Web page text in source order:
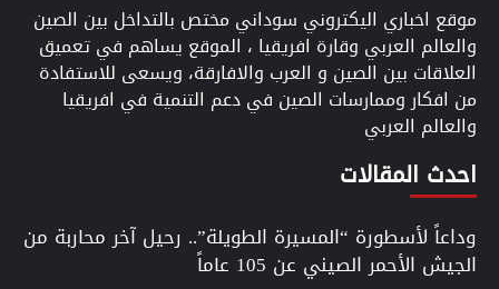
موقع اخباري اليكتروني سوداني مختص بالتداخل بين الصين
والعالم العربي وقارة افريقيا ، الموقع يساهم في تعميق
العلاقات بين الصين و العرب والافارقة، ويسعى للاستفادة
من افكار وممارسات الصين في دعم التنمية في افريقيا
والعالم العربي
احدث المقالات
وداعاً لأسطورة “المسيرة الطويلة”.. رحيل آخر محاربة من
الجيش الأحمر الصيني عن 105 عاماً